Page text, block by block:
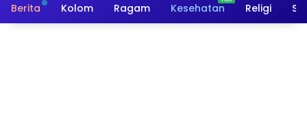
Berita Kolom Ragam Kesehatan Religi